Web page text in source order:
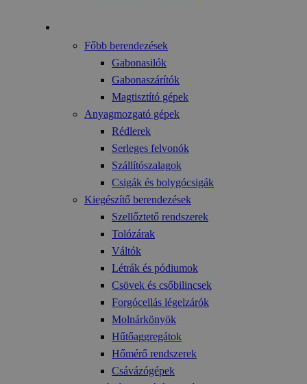
Főbb berendezések
Gabonasilók
Gabonaszárítók
Magtisztító gépek
Anyagmozgató gépek
Rédlerek
Serleges felvonók
Szállítószalagok
Csigák és bolygócsigák
Kiegészítő berendezések
Szellőztető rendszerek
Tolózárak
Váltók
Létrák és pódiumok
Csövek és csőbilincsek
Forgócellás légelzárók
Molnárkönyök
Hűtőaggregátok
Hőmérő rendszerek
Csávázógépek